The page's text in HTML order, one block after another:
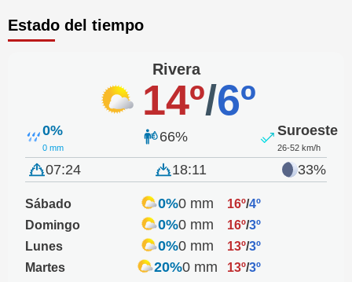
Estado del tiempo
Rivera
14º/6º
0%
0 mm
66% Suroeste
26-52 km/h
07:24 18:11 33%
Sábado 0%0 mm 16º/4º
Domingo
0%0 mm 16º/3º
Lunes
0%0 mm 13º/3º
Martes
20%0 mm 13º/3º